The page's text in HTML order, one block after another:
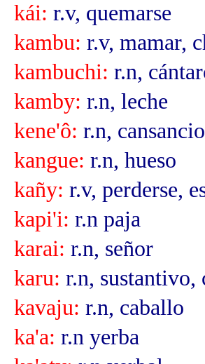
kái: r.v, quemarse
kambu: r.v, mamar,
kambuchi: r.n,
kamby: r.n, leche
kene'ô: r.n,
kangue: r.n, hueso
kañy: r.v, perderse,
kapi'i: r.n paja
karai: r.n, señor
karu: r.n,
kavaju: r.n, caballo
ka'a: r.n yerba